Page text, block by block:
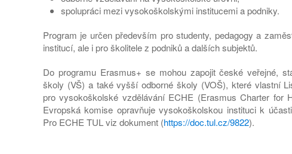
spolupráci mezi vysokoškolskými institucemi a podniky.
Program je určen především pro studenty, pedagogy a
institucí, ale i pro školitele z podniků a dalších subjektů.
Do programu Erasmus+ se mohou zapojit české veřejné,
školy (VŠ) a také vyšší odborné školy (VOŠ), které vlastní
pro vysokoškolské vzdělávání ECHE (Erasmus Charter for
Evropská komise opravňuje vysokoškolskou instituci k
Pro ECHE TUL viz dokument (https://doc.tul.cz/9822).